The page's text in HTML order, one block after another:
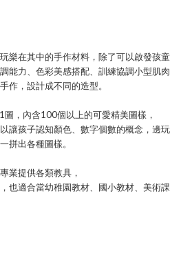
樂在其中的手作材料，除了可以啟發孩
能力、色彩美感搭配、訓練協調小型肌
作，設計成不同的造型。
1 圖，內含100個以上的可愛精美圖樣，
讓孩子認知顏色、數字個數的概念，邊
拼出各種圖樣。
業提供各類教具，
， 也適合當幼稚園教材、國小教材、美術